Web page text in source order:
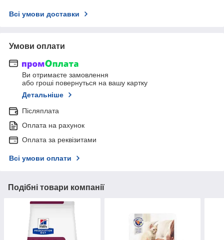
Всі умови доставки
Умови оплати
Ви отримаєте замовлення
або гроші повернуться на вашу картку
Детальніше
Післяплата
Оплата на рахунок
Оплата за реквізитами
Всі умови оплати
Подібні товари компанії